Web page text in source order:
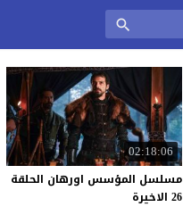
02:18:06
مسلسل المؤسس اورهان الحلقة
26 الاخيرة